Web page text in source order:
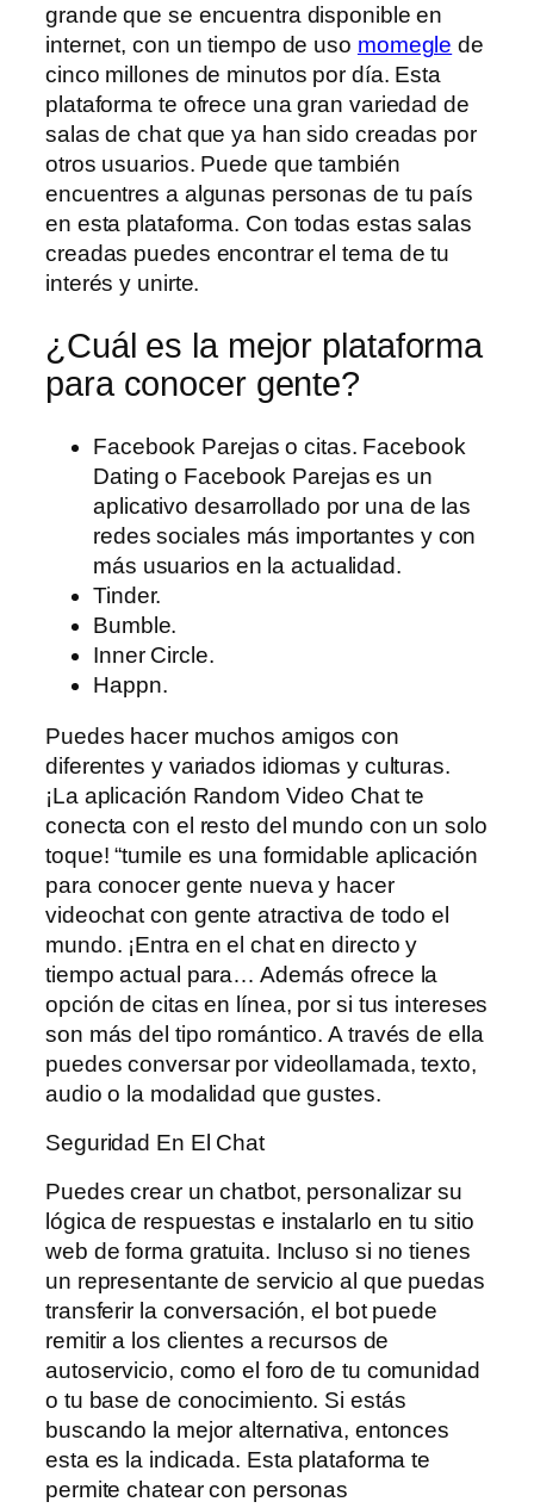
grande que se encuentra disponible en
internet, con un tiempo de uso momegle de
cinco millones de minutos por día. Esta
plataforma te ofrece una gran variedad de
salas de chat que ya han sido creadas por
otros usuarios. Puede que también
encuentres a algunas personas de tu país
en esta plataforma. Con todas estas salas
creadas puedes encontrar el tema de tu
interés y unirte.
¿Cuál es la mejor plataforma
para conocer gente?
Facebook Parejas o citas. Facebook
Dating o Facebook Parejas es un
aplicativo desarrollado por una de las
redes sociales más importantes y con
más usuarios en la actualidad.
Tinder.
Bumble.
Inner Circle.
Happn.
Puedes hacer muchos amigos con
diferentes y variados idiomas y culturas.
¡La aplicación Random Video Chat te
conecta con el resto del mundo con un solo
toque! “tumile es una formidable aplicación
para conocer gente nueva y hacer
videochat con gente atractiva de todo el
mundo. ¡Entra en el chat en directo y
tiempo actual para… Además ofrece la
opción de citas en línea, por si tus intereses
son más del tipo romántico. A través de ella
puedes conversar por videollamada, texto,
audio o la modalidad que gustes.
Seguridad En El Chat
Puedes crear un chatbot, personalizar su
lógica de respuestas e instalarlo en tu sitio
web de forma gratuita. Incluso si no tienes
un representante de servicio al que puedas
transferir la conversación, el bot puede
remitir a los clientes a recursos de
autoservicio, como el foro de tu comunidad
o tu base de conocimiento. Si estás
buscando la mejor alternativa, entonces
esta es la indicada. Esta plataforma te
permite chatear con personas